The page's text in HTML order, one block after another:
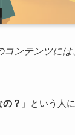
ンテンツに
？」 という人